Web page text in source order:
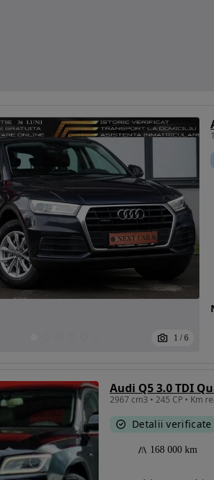
1 / 6
Audi Q5 3.0 TDI
2967 cm3 • 245 CP • Km
Detalii verificate
168 000 km